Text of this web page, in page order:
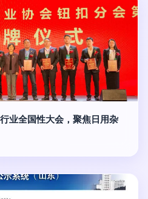
业全国性大会，聚焦日用杂